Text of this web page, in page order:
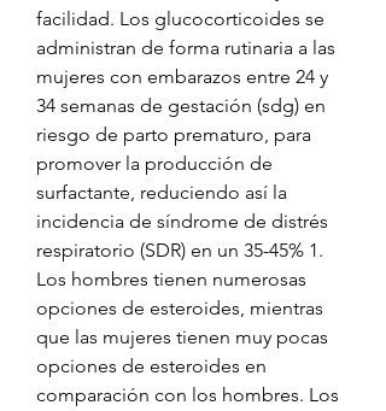
facilidad. Los glucocorticoides se
administran de forma rutinaria a las
mujeres con embarazos entre 24 y
34 semanas de gestación (sdg) en
riesgo de parto prematuro, para
promover la producción de
surfactante, reduciendo así la
incidencia de síndrome de distrés
respiratorio (SDR) en un 35-45% 1.
Los hombres tienen numerosas
opciones de esteroides, mientras
que las mujeres tienen muy pocas
opciones de esteroides en
comparación con los hombres. Los